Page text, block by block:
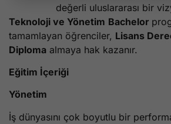
değerli uluslararası bir
Teknoloji ve Yönetim Bachelor
tamamlayan öğrenciler, Lisans
Diploma almaya hak kazanır.
Eğitim İçeriği
Yönetim
İş dünyasını çok boyutlu bir